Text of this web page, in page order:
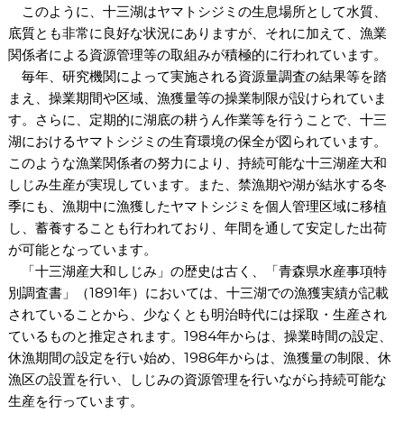
このように、十三湖はヤマトシジミの生息場所として水質、
底質とも非常に良好な状況にありますが、それに加えて、漁業
関係者による資源管理等の取組みが積極的に行われています。
毎年、研究機関によって実施される資源量調査の結果等を踏
まえ、操業期間や区域、漁獲量等の操業制限が設けられていま
す。さらに、定期的に湖底の耕うん作業等を行うことで、十三
湖におけるヤマトシジミの生育環境の保全が図られています。
このような漁業関係者の努力により、持続可能な十三湖産大和
しじみ生産が実現しています。また、禁漁期や湖が結氷する冬
季にも、漁期中に漁獲したヤマトシジミを個人管理区域に移植
し、蓄養することも行われており、年間を通して安定した出荷
が可能となっています。
「十三湖産大和しじみ」の歴史は古く、「青森県水産事項特
別調査書」（1891年）においては、十三湖での漁獲実績が記載
されていることから、少なくとも明治時代には採取・生産され
ているものと推定されます。1984年からは、操業時間の設定、
休漁期間の設定を行い始め、1986年からは、漁獲量の制限、休
漁区の設置を行い、しじみの資源管理を行いながら持続可能な
生産を行っています。